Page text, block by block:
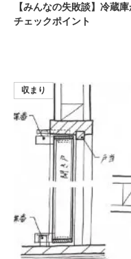
【みんなの失敗談】冷蔵
チェックポイント
収まり